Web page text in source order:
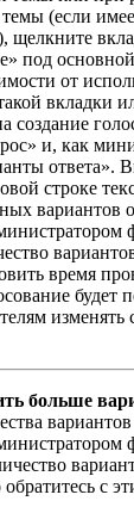
(если
щелкните
под
от
вкладки
создание
и, как
ответа».
строке
вариантов
время
будет
изменять
больше
вариантов
с